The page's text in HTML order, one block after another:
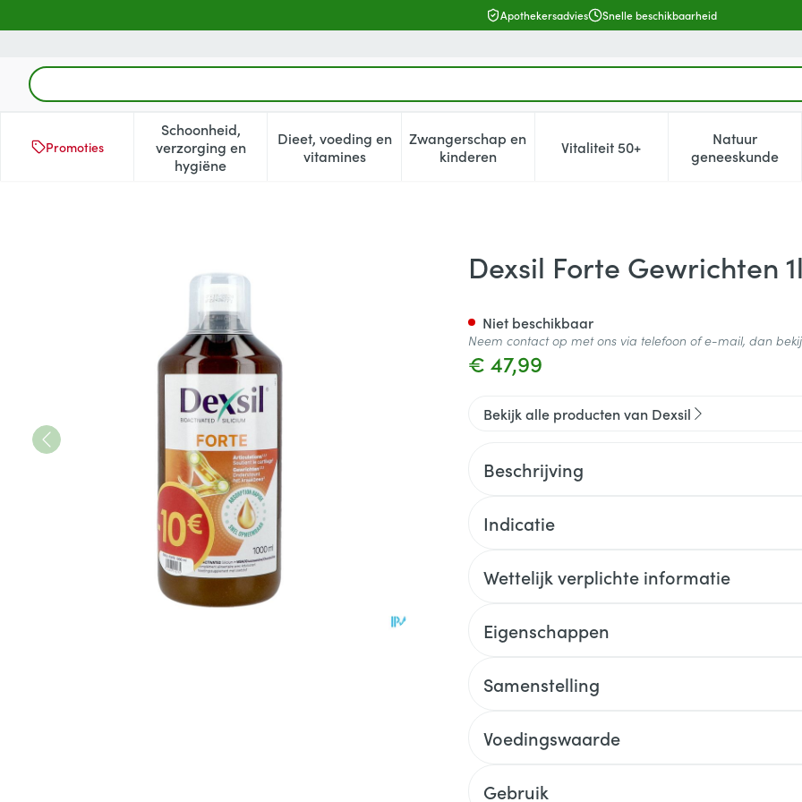
Apothekersadvies Snelle beschikbaarheid
Product, merk, categorie...
Promoties
Schoonheid,
verzorging en
hygiëne
Toon submenu voor Schoonheid, verzorging en hygiëne categorie
Dieet, voeding en
vitaminesToon submenu voor Dieet, voeding en vitamines categorie
Zwangerschap en
kinderenToon submenu voor Zwangerschap en kinderen
Vitaliteit 50+Toon submenu voor Vitaliteit
Natuur
geneeskunde
Toon
Dexsil Forte Gewrichten 1l Promo -10€Dexsil Forte Gewrichten
€ 47,99
Niet beschikbaar
Neem contact op met ons via telefoon of e-mail, dan
Bekijk alle producten van Dexsil
Beschrijving
Indicatie
Wettelijk verplichte informatie
Eigenschappen
Samenstelling
Voedingswaarde
Gebruik